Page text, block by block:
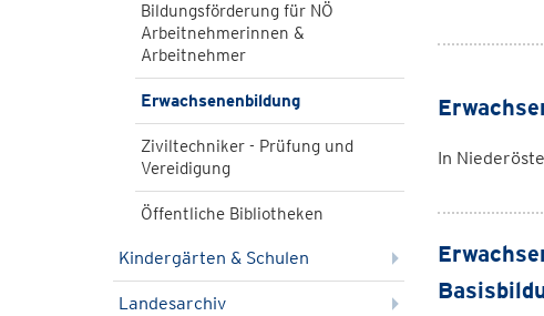
Bildungsförderung für NÖ
Arbeitnehmerinnen &
Arbeitnehmer
Erwachsenenbildung
Ziviltechniker - Prüfung und
Vereidigung
Öffentliche Bibliotheken
Kindergärten & Schulen
Landesarchiv
In